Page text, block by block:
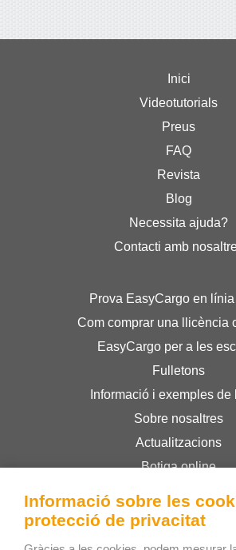
Inici
Videotutorials
Preus
FAQ
Revista
Blog
Necessita ajuda?
Contacti amb
Prova EasyCargo en
Com comprar una llicència
EasyCargo per a les
Fulletons
Informació i exemples de
Sobre nosaltres
Actualitzacions
Botiga online
Privacy Policy
Informació sobre les
protecció de privacitat